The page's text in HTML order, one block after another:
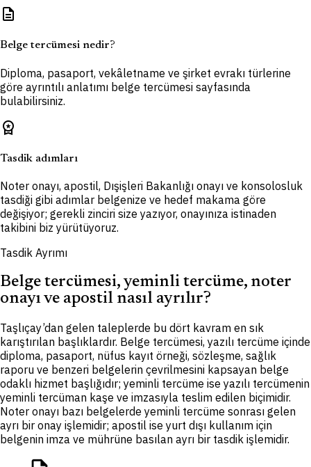
description
Belge tercümesi nedir?
Diploma, pasaport, vekâletname ve şirket evrakı türlerine
göre ayrıntılı anlatımı belge tercümesi sayfasında
bulabilirsiniz.
workspace_premium
Tasdik adımları
Noter onayı, apostil, Dışişleri Bakanlığı onayı ve konsolosluk
tasdiği gibi adımlar belgenize ve hedef makama göre
değişiyor; gerekli zinciri size yazıyor, onayınıza istinaden
takibini biz yürütüyoruz.
Tasdik Ayrımı
Belge tercümesi, yeminli tercüme, noter
onayı ve apostil nasıl ayrılır?
Taşlıçay’dan gelen taleplerde bu dört kavram en sık
karıştırılan başlıklardır. Belge tercümesi, yazılı tercüme içinde
diploma, pasaport, nüfus kayıt örneği, sözleşme, sağlık
raporu ve benzeri belgelerin çevrilmesini kapsayan belge
odaklı hizmet başlığıdır; yeminli tercüme ise yazılı tercümenin
yeminli tercüman kaşe ve imzasıyla teslim edilen biçimidir.
Noter onayı bazı belgelerde yeminli tercüme sonrası gelen
ayrı bir onay işlemidir; apostil ise yurt dışı kullanım için
belgenin imza ve mührüne basılan ayrı bir tasdik işlemidir.